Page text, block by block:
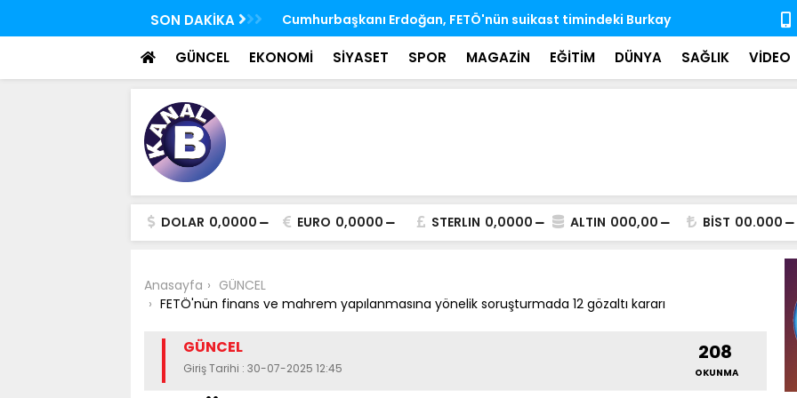
SON DAKİKA
FETÖ'nün suikast timindeki Burkay
TBMM Genel Kurulu'nda ihtisas komisyonlarındaki boş üyeliklere
seçim yapıldı
MSB:
almaya
GÜNCEL EKONOMİ SİYASET SPOR MAGAZİN EĞİTİM DÜNYA SAĞLIK VİDEO
DOLAR 0,0000 EURO 0,0000 STERLIN 0,0000 ALTIN 000,00 BİST 00.000
Anasayfa
GÜNCEL
FETÖ'nün finans ve mahrem yapılanmasına yönelik soruşturmada 12 gözaltı kararı
GÜNCEL
Giriş Tarihi : 30-07-2025 12:45
208
OKUNMA